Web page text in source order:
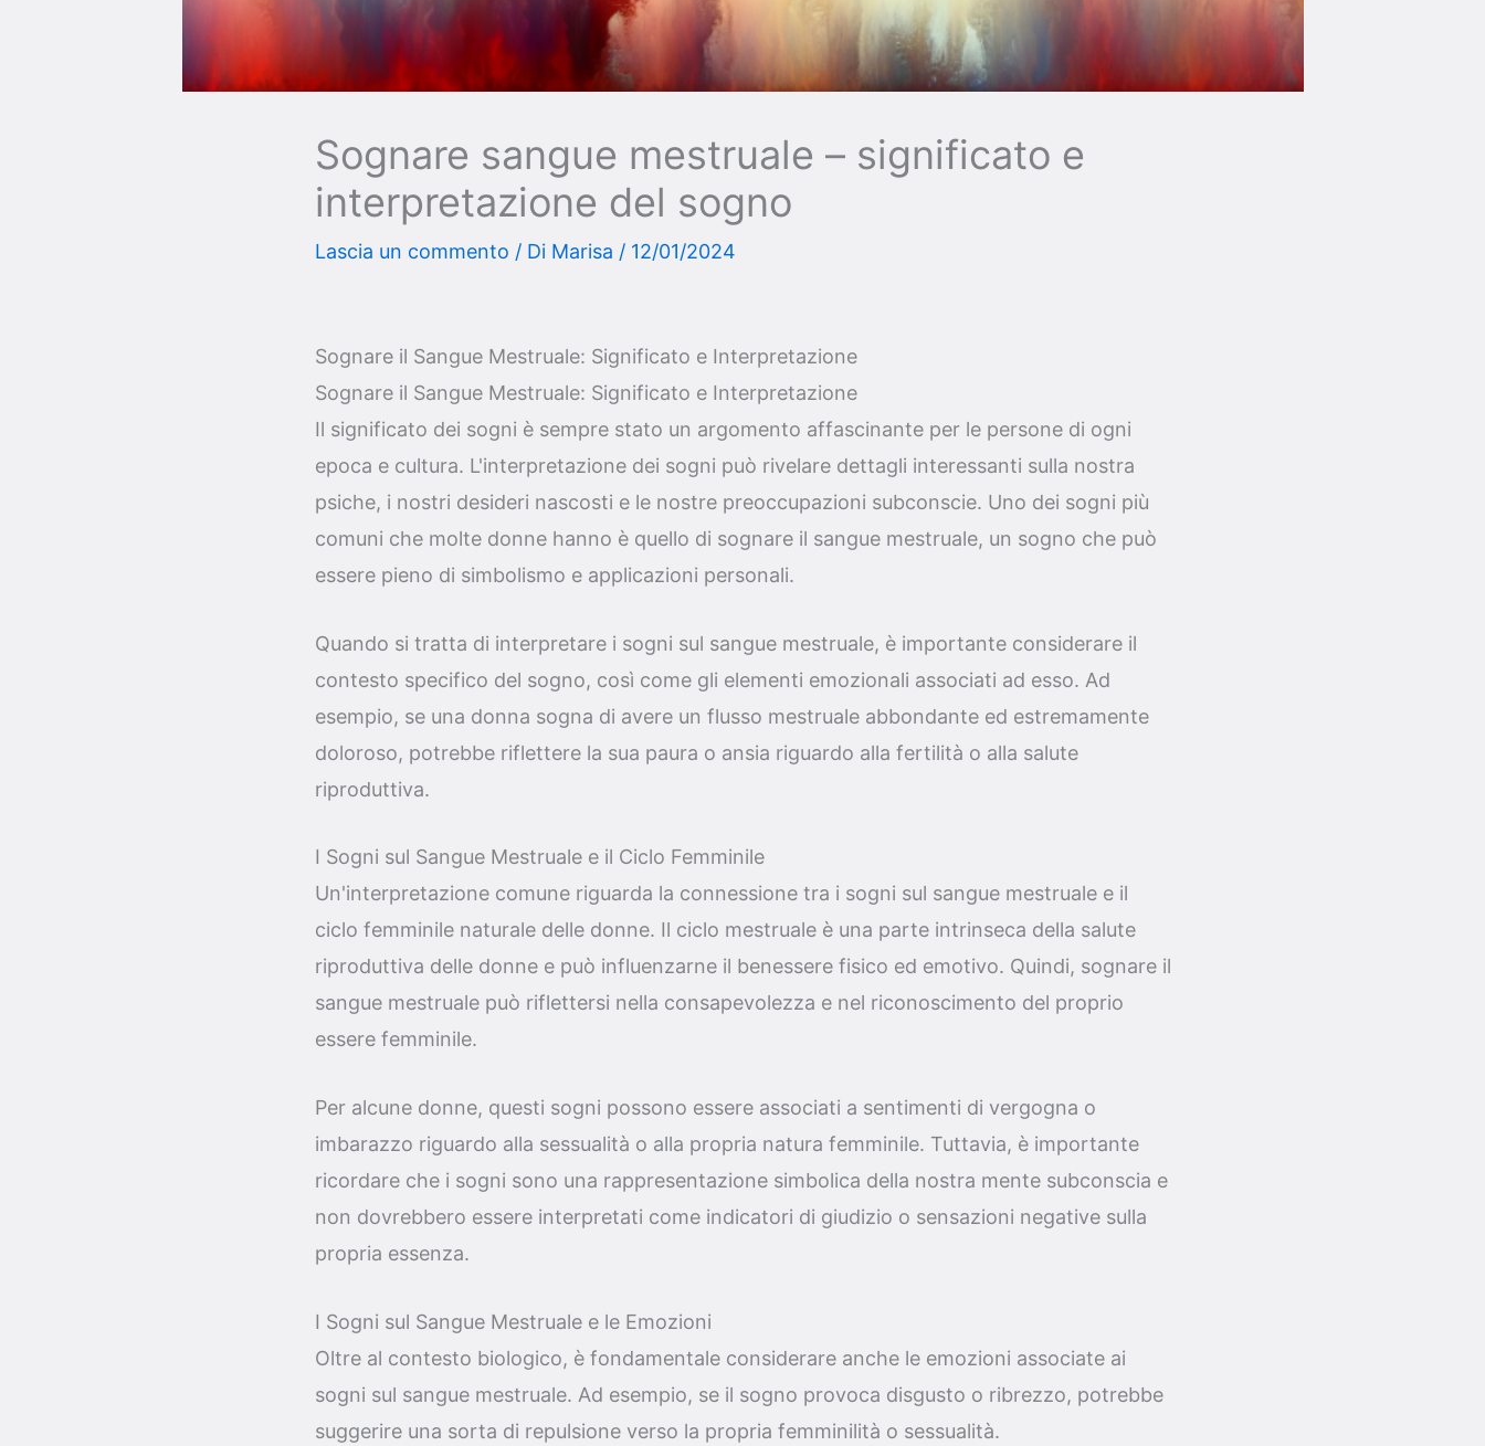
Sognare sangue mestruale – significato e
interpretazione del sogno
Lascia un commento / Di Marisa / 12/01/2024
Sognare il Sangue Mestruale: Significato e Interpretazione
Sognare il Sangue Mestruale: Significato e Interpretazione
Il significato dei sogni è sempre stato un argomento affascinante per le persone di ogni
epoca e cultura. L'interpretazione dei sogni può rivelare dettagli interessanti sulla nostra
psiche, i nostri desideri nascosti e le nostre preoccupazioni subconscie. Uno dei sogni più
comuni che molte donne hanno è quello di sognare il sangue mestruale, un sogno che può
essere pieno di simbolismo e applicazioni personali.
Quando si tratta di interpretare i sogni sul sangue mestruale, è importante considerare il
contesto specifico del sogno, così come gli elementi emozionali associati ad esso. Ad
esempio, se una donna sogna di avere un flusso mestruale abbondante ed estremamente
doloroso, potrebbe riflettere la sua paura o ansia riguardo alla fertilità o alla salute
riproduttiva.
I Sogni sul Sangue Mestruale e il Ciclo Femminile
Un'interpretazione comune riguarda la connessione tra i sogni sul sangue mestruale e il
ciclo femminile naturale delle donne. Il ciclo mestruale è una parte intrinseca della salute
riproduttiva delle donne e può influenzarne il benessere fisico ed emotivo. Quindi, sognare il
sangue mestruale può riflettersi nella consapevolezza e nel riconoscimento del proprio
essere femminile.
Per alcune donne, questi sogni possono essere associati a sentimenti di vergogna o
imbarazzo riguardo alla sessualità o alla propria natura femminile. Tuttavia, è importante
ricordare che i sogni sono una rappresentazione simbolica della nostra mente subconscia e
non dovrebbero essere interpretati come indicatori di giudizio o sensazioni negative sulla
propria essenza.
I Sogni sul Sangue Mestruale e le Emozioni
Oltre al contesto biologico, è fondamentale considerare anche le emozioni associate ai
sogni sul sangue mestruale. Ad esempio, se il sogno provoca disgusto o ribrezzo, potrebbe
suggerire una sorta di repulsione verso la propria femminilità o sessualità.